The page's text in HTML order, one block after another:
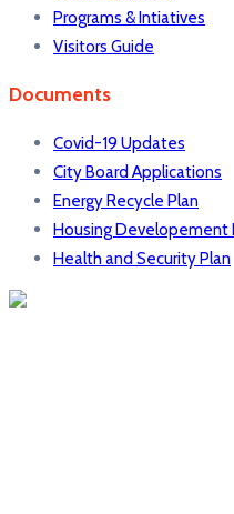
Programs & Intiatives
Visitors Guide
Documents
Covid-19 Updates
City Board Applications
Energy Recycle Plan
Housing Developement
Health and Security Plan